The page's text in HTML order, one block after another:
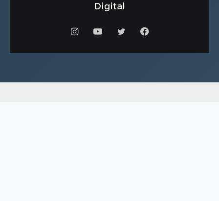
Digital
فيسبوكتويتر يوتيوبانستقرام